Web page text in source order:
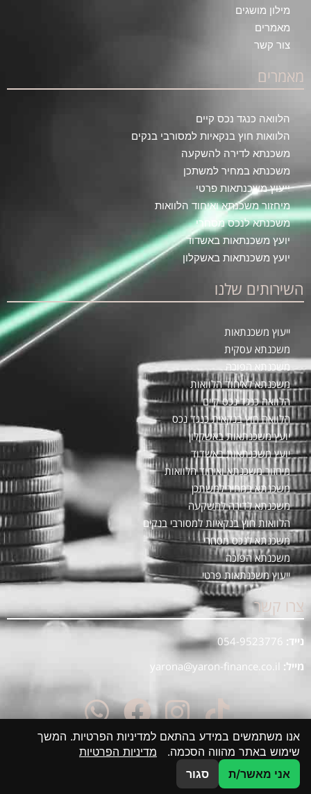
מילון מושגים
מאמרים
צור קשר
מאמרים
הלוואה כנגד נכס קיים
הלוואות חוץ בנקאיות למסורבי בנקים
משכנתא לדירה להשקעה
משכנתא במחיר למשתכן
ייעוץ משכנתאות פרטי
מיחזור משכנתא ואיחוד הלוואות
משכנתא לנכס מסחרי
יועץ משכנתאות באשדוד
יועץ משכנתאות באשקלון
השירותים שלנו
ייעוץ משכנתאות
משכנתא עסקית
משכנתא הפוכה
משכנתא לאיחוד הלוואות
הלוואה כנגד נכס קיים
הלוואה חוץ בנקאית כנגד נכס
יועץ משכנתאות באשקלון
יועץ משכנתאות באשדוד
מיחזור משכנתא ואיחוד הלוואות
משכנתא במחיר למשתכן
משכנתא לדירה להשקעה
הלוואות חוץ בנקאיות למסורבי בנקים
משכנתא לנכס מסחרי
משכנתא הפוכה
ייעוץ משכנתאות פרטי
צרו קשר
נייד: 054-9523776
מייל:
אנו משתמשים במידע בהתאם למדיניות הפרטיות. המשך
שימוש באתר מהווה הסכמה. מדיניות הפרטיות
אני מאשר/ת
סגור